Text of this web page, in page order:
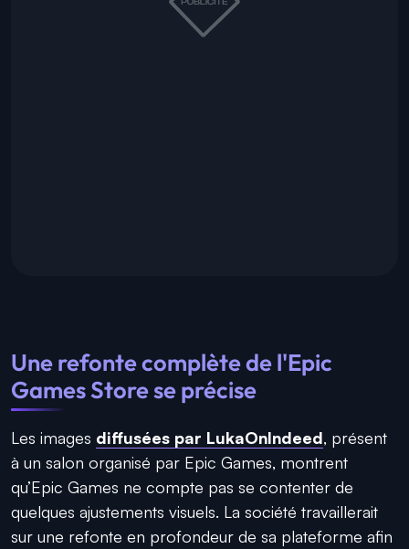
Une refonte complète de l'Epic
Games Store se précise
Les images diffusées par LukaOnIndeed, présent
à un salon organisé par Epic Games, montrent
qu’Epic Games ne compte pas se contenter de
quelques ajustements visuels. La société travaillerait
sur une refonte en profondeur de sa plateforme afin